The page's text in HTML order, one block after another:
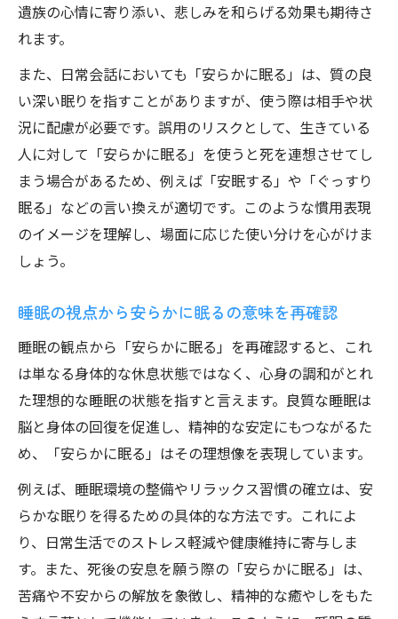
遺族の心情に寄り添い、悲しみを和らげる効果も期待さ
れます。
また、日常会話においても「安らかに眠る」は、質の良
い深い眠りを指すことがありますが、使う際は相手や状
況に配慮が必要です。誤用のリスクとして、生きている
人に対して「安らかに眠る」を使うと死を連想させてし
まう場合があるため、例えば「安眠する」や「ぐっすり
眠る」などの言い換えが適切です。このような慣用表現
のイメージを理解し、場面に応じた使い分けを心がけま
しょう。
睡眠の視点から安らかに眠るの意味を再確認
睡眠の観点から「安らかに眠る」を再確認すると、これ
は単なる身体的な休息状態ではなく、心身の調和がとれ
た理想的な睡眠の状態を指すと言えます。良質な睡眠は
脳と身体の回復を促進し、精神的な安定にもつながるた
め、「安らかに眠る」はその理想像を表現しています。
例えば、睡眠環境の整備やリラックス習慣の確立は、安
らかな眠りを得るための具体的な方法です。これによ
り、日常生活でのストレス軽減や健康維持に寄与しま
す。また、死後の安息を願う際の「安らかに眠る」は、
苦痛や不安からの解放を象徴し、精神的な癒やしをもた